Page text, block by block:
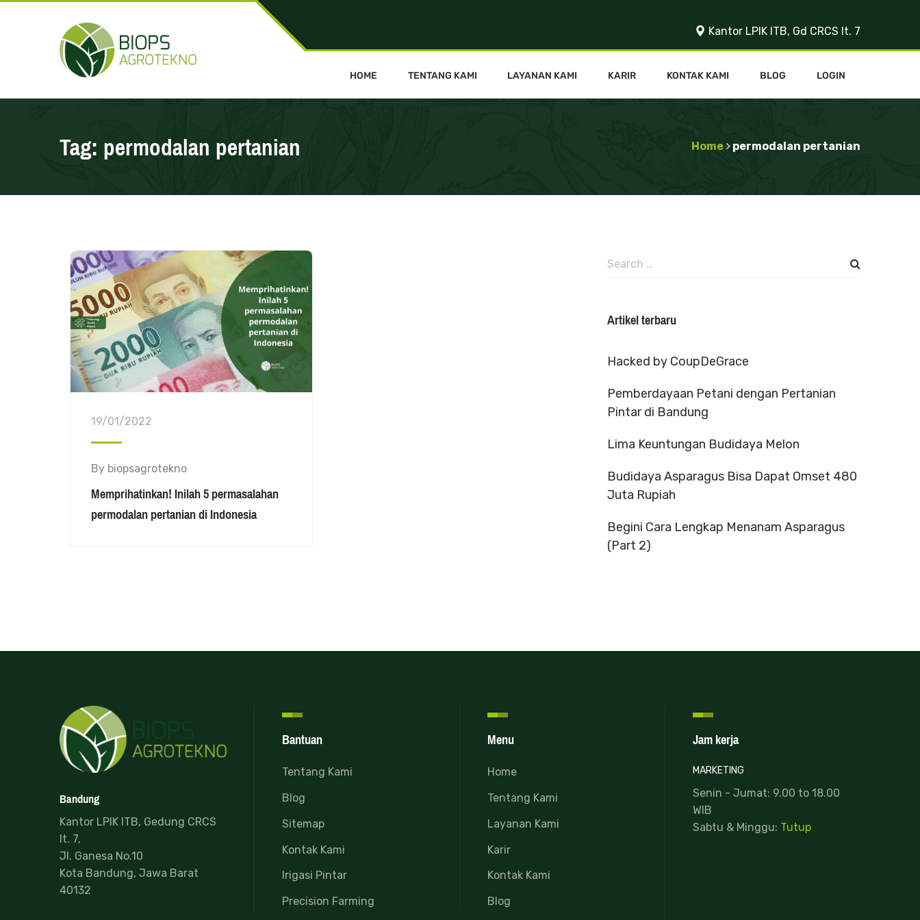
Kantor LPIK ITB, Gd CRCS lt. 7
HOME TENTANG KAMI LAYANAN KAMI KARIR KONTAK KAMI BLOG LOGIN
Tag:permodalan pertanian Home permodalan pertanian
19/01/2022
By biopsagrotekno
Memprihatinkan! Inilah 5 permasalahan
permodalan pertanian di Indonesia
Search
Artikel terbaru
Hacked by CoupDeGrace
Pemberdayaan Petani dengan Pertanian
Pintar di Bandung
Lima Keuntungan Budidaya Melon
Budidaya Asparagus Bisa Dapat Omset 480
Juta Rupiah
Begini Cara Lengkap Menanam Asparagus
(Part 2)
Bandung
Kantor LPIK ITB, Gedung CRCS
lt. 7,
Jl. Ganesa No.10
Kota Bandung, Jawa Barat
40132
Bantuan
Tentang Kami
Blog
Sitemap
Kontak Kami
Irigasi Pintar
Precision Farming
Menu
Home
Tentang Kami
Layanan Kami
Karir
Kontak Kami
Blog
Jam kerja
MARKETING
Senin - Jumat: 9.00 to 18.00
WIB
Sabtu & Minggu: Tutup